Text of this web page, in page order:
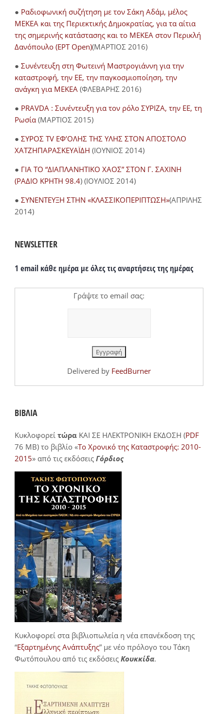
● Ραδιοφωνική συζήτηση με τον Σάκη Αδάμ, μέλος
ΜΕΚΕΑ και της Περιεκτικής Δημοκρατίας, για τα αίτια
της σημερινής κατάστασης και το ΜΕΚΕΑ στον Περικλή
Δανόπουλο (ΕΡΤ Open)(ΜΑΡΤΙΟΣ 2016)
● Συνέντευξη στη Φωτεινή Μαστρογιάννη για την
καταστροφή, την ΕΕ, την παγκοσμιοποίηση, την
ανάγκη για ΜΕΚΕΑ (ΦΛΕΒΑΡΗΣ 2016)
● PRAVDA : Συνέντευξη για τον ρόλο ΣΥΡΙΖΑ, την ΕΕ, τη
Ρωσία (ΜΑΡΤΙΟΣ 2015)
● ΣΥΡΟΣ TV ΕΦ’ΟΛΗΣ ΤΗΣ ΥΛΗΣ ΣΤΟΝ ΑΠΟΣΤΟΛΟ
ΧΑΤΖΗΠΑΡΑΣΚΕΥΑΪΔΗ (ΙΟΥΝΙΟΣ 2014)
● ΓΙΑ ΤΟ “ΔΙΑΠΛΑΝΗΤΙΚΟ ΧΑΟΣ” ΣΤΟΝ Γ. ΣΑΧΙΝΗ
(ΡΑΔΙΟ ΚΡΗΤΗ 98.4) (ΙΟΥΛΙΟΣ 2014)
● ΣΥΝΕΝΤΕΥΞΗ ΣΤΗΝ «ΚΛΑΣΣΙΚΟΠΕΡΙΠΤΩΣΗ»(ΑΠΡΙΛΗΣ
2014)
NEWSLETTER
1 email κάθε ημέρα με όλες τις αναρτήσεις της ημέρας
Γράψτε το email σας:
Delivered by FeedBurner
ΒΙΒΛΙΑ
Κυκλοφορεί τώρα ΚΑΙ ΣΕ ΗΛΕΚΤΡΟΝΙΚΗ ΕΚΔΟΣΗ (PDF
76 MB) το βιβλίο «Το Χρονικό της Καταστροφής: 2010-
2015» από τις εκδόσεις Γόρδιος
Κυκλοφορεί στα βιβλιοπωλεία η νέα επανέκδοση της
“Εξαρτημένης Ανάπτυξης” με νέο πρόλογο του Τάκη
Φωτόπουλου από τις εκδόσεις Κουκκίδα.